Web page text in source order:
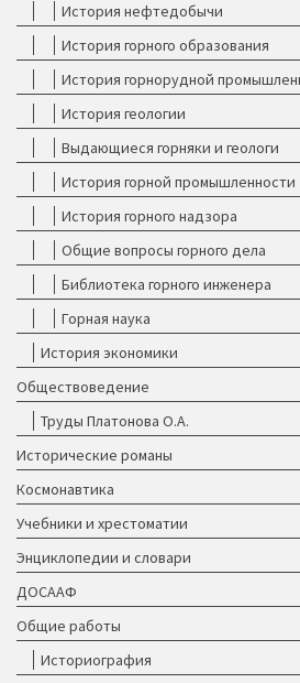
История нефтедобычи
История горного образования
История горнорудной
История геологии
Выдающиеся горняки и геологи
История горной промышленности
История горного надзора
Общие вопросы горного дела
Библиотека горного инженера
Горная наука
История экономики
Обществоведение
Труды Платонова О.А.
Исторические романы
Космонавтика
Учебники и хрестоматии
Энциклопедии и словари
ДОСААФ
Общие работы
Историография